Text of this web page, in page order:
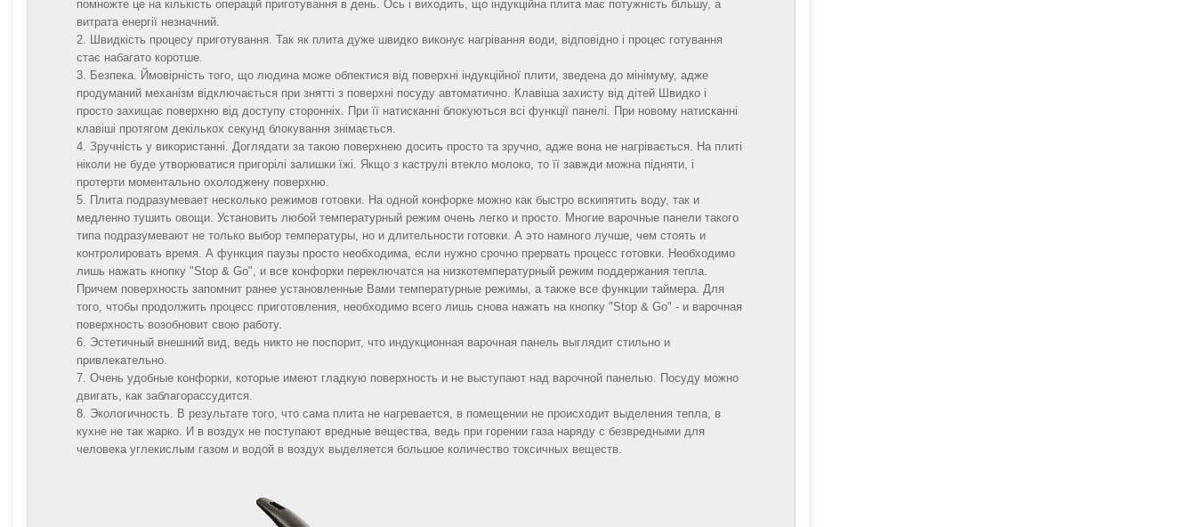
помножте це на кількість операцій приготування в день. Ось і виходить, що індукційна плита має потужність більшу, а
витрата енергії незначний.
Швидкість процесу приготування. Так як плита дуже швидко виконує нагрівання води, відповідно і процес готування
стає набагато коротше.
Безпека. Ймовірність того, що людина може обпектися від поверхні індукційної плити, зведена до мінімуму, адже
продуманий механізм відключається при знятті з поверхні посуду автоматично. Клавіша захисту від дітей Швидко і
просто захищає поверхню від доступу сторонніх. При її натисканні блокуються всі функції панелі. При новому натисканні
клавіші протягом декількох секунд блокування знімається.
Зручність у використанні. Доглядати за такою поверхнею досить просто та зручно, адже вона не нагрівається. На плиті
ніколи не буде утворюватися пригорілі залишки їжі. Якщо з каструлі втекло молоко, то її завжди можна підняти, і
протерти моментально охолоджену поверхню.
Плита подразумевает несколько режимов готовки. На одной конфорке можно как быстро вскипятить воду, так и
медленно тушить овощи. Установить любой температурный режим очень легко и просто. Многие варочные панели такого
типа подразумевают не только выбор температуры, но и длительности готовки. А это намного лучше, чем стоять и
контролировать время. А функция паузы просто необходима, если нужно срочно прервать процесс готовки. Необходимо
лишь нажать кнопку "Stop & Go", и все конфорки переключатся на низкотемпературный режим поддержания тепла.
Причем поверхность запомнит ранее установленные Вами температурные режимы, а также все функции таймера. Для
того, чтобы продолжить процесс приготовления, необходимо всего лишь снова нажать на кнопку "Stop & Go" - и варочная
поверхность возобновит свою работу.
Эстетичный внешний вид, ведь никто не поспорит, что индукционная варочная панель выглядит стильно и
привлекательно.
Очень удобные конфорки, которые имеют гладкую поверхность и не выступают над варочной панелью. Посуду можно
двигать, как заблагорассудится.
Экологичность. В результате того, что сама плита не нагревается, в помещении не происходит выделения тепла, в
кухне не так жарко. И в воздух не поступают вредные вещества, ведь при горении газа наряду с безвредными для
человека углекислым газом и водой в воздух выделяется большое количество токсичных веществ.